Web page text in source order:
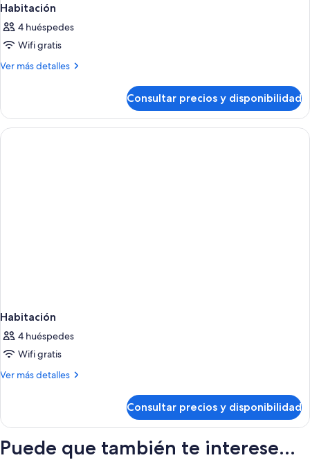
Habitación
4 huéspedes
Wifi gratis
Ver más detalles
Más
Consultar precios y disponibilidad
Habitación
4 huéspedes
Wifi gratis
Ver más detalles
Más
Consultar precios y disponibilidad
Puede que también te interese...